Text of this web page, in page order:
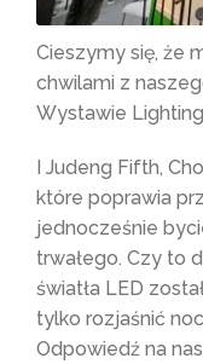
Cieszymy się, że
chwilami z
Wystawie
I Judeng Fifth,
które poprawia
jednocześnie
trwałego. Czy to
światła LED
tylko rozjaśnić
Odpowiedź na